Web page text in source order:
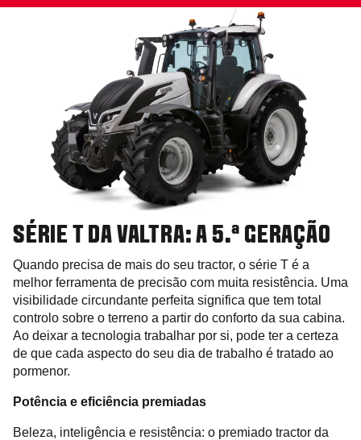
SÉRIE T DA VALTRA: A 5.ª GERAÇÃO
Quando precisa de mais do seu tractor, o série T é a
melhor ferramenta de precisão com muita resistência. Uma
visibilidade circundante perfeita significa que tem total
controlo sobre o terreno a partir do conforto da sua cabina.
Ao deixar a tecnologia trabalhar por si, pode ter a certeza
de que cada aspecto do seu dia de trabalho é tratado ao
pormenor.
Potência e eficiência premiadas
Beleza, inteligência e resistência: o premiado tractor da